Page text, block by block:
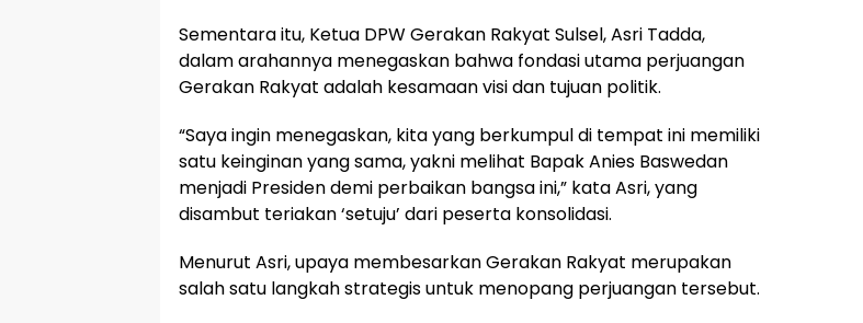
Sementara itu, Ketua DPW Gerakan Rakyat Sulsel, Asri Tadda,
dalam arahannya menegaskan bahwa fondasi utama perjuangan
Gerakan Rakyat adalah kesamaan visi dan tujuan politik.
“Saya ingin menegaskan, kita yang berkumpul di tempat ini memiliki
satu keinginan yang sama, yakni melihat Bapak Anies Baswedan
menjadi Presiden demi perbaikan bangsa ini,” kata Asri, yang
disambut teriakan ‘setuju’ dari peserta konsolidasi.
Menurut Asri, upaya membesarkan Gerakan Rakyat merupakan
salah satu langkah strategis untuk menopang perjuangan tersebut.